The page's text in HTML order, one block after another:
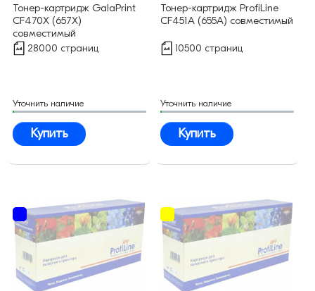
Тонер-картридж GalaPrint
CF470X (657X)
совместимый
28000 страниц
Уточнить наличие
Купить
Тонер-картридж ProfiLine
CF451A (655A) совместимый
10500 страниц
Уточнить наличие
Купить